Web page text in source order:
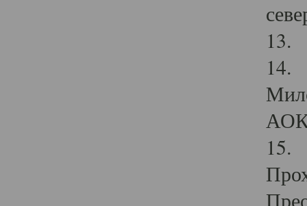
13.
14.
15.